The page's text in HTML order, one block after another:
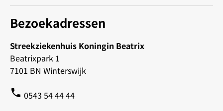
Bezoekadressen
Streekziekenhuis Koningin Beatrix
Beatrixpark 1
7101 BN Winterswijk
phone 0543 54 44 44